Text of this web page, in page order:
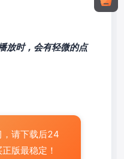
放时，会有轻微的点
，请下载后24
版最稳定！